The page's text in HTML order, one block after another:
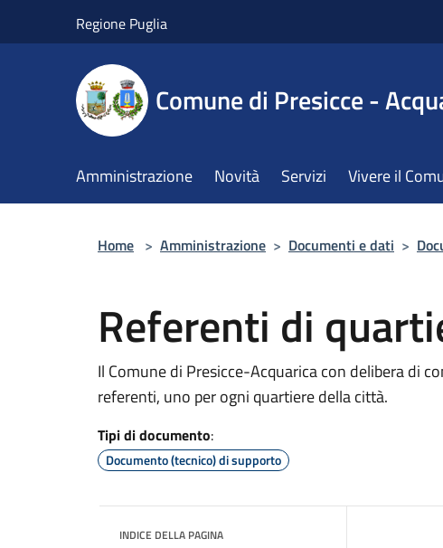
Regione Puglia
Comune di Presicce -
Amministrazione Novità Servizi Vivere il
Home > Amministrazione > Documenti e dati >
Referenti di
Il Comune di Presicce-Acquarica con delibera di
referenti, uno per ogni quartiere della città.
Tipi di documento:
Documento (tecnico) di supporto
INDICE DELLA PAGINA